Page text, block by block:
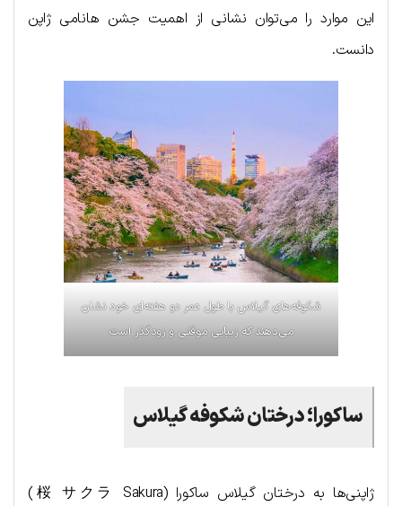
این موارد را می‌توان نشانی از اهمیت جشن هانامی ژاپن
دانست.
شکوفه‌های گیلاس با طول عمر دو هفته‌ای خود نشان
می‌دهند که زیبایی موقتی و زودگذر است
ساکورا؛ درختان شکوفه گیلاس
ژاپنی‌ها به درختان گیلاس ساکورا (桜 サクラ Sakura)